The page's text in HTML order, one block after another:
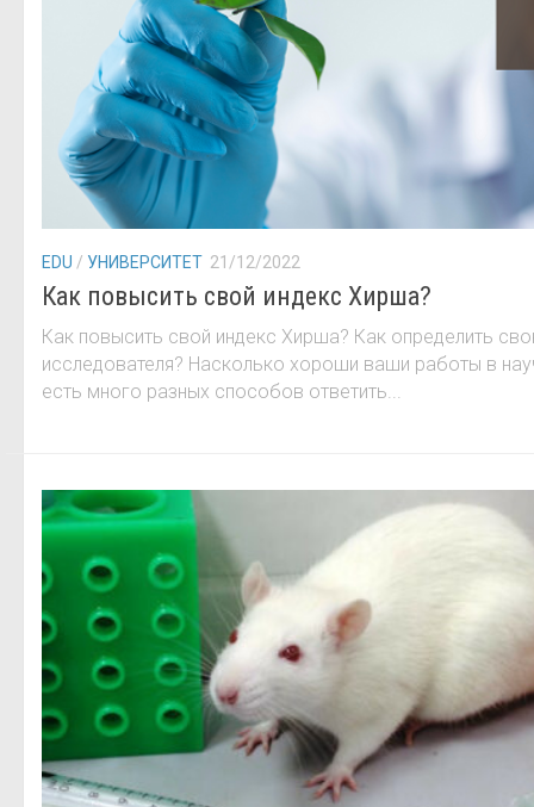
EDU / УНИВЕРСИТЕТ 21/12/2022
Как повысить свой индекс Хирша?
Как повысить свой индекс Хирша? Как определить
исследователя? Насколько хороши ваши работы в
есть много разных способов ответить...